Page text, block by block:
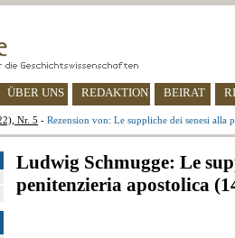
ÜBER UNS REDAKTION BEIRAT
Nr. 5 - Rezension von: Le suppliche dei senesi alla
Ludwig Schmugge: Le
penitenzieria apostolica